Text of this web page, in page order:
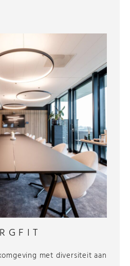
met diversiteit aan